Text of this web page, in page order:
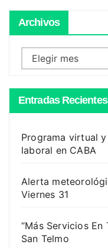
Archivos
Archivos
Entradas Recientes
Programa virtual
laboral en CABA
Alerta
Viernes 31
“Más Servicios En
San Telmo